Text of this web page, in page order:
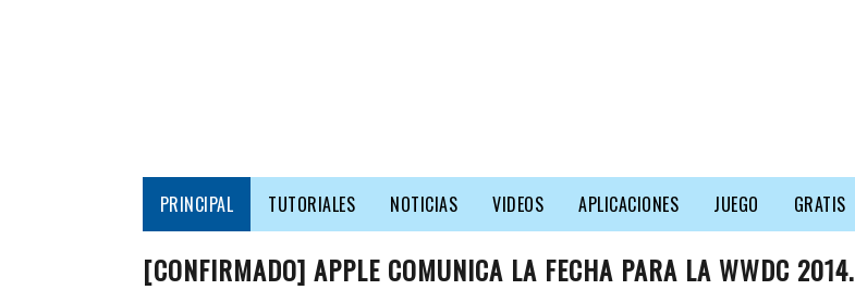
PRINCIPAL TUTORIALES NOTICIAS VIDEOS APLICACIONES JUEGO GRATIS
[CONFIRMADO] APPLE COMUNICA LA FECHA PARA LA WWDC 2014.